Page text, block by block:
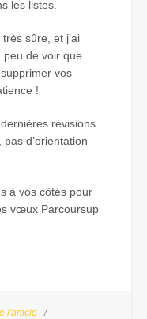
les listes.
sûre, et j’ai
de voir que
vos
!
révisions
d’orientation
à vos côtés pour
vœux Parcoursup
l'article